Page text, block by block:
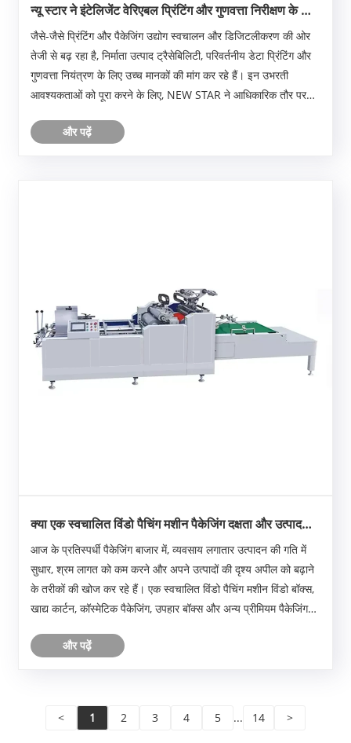
न्यू स्टार ने इंटेलिजेंट वेरिएबल प्रिंटिंग और गुणवत्ता निरीक्षण के लिए
DMG-Z1100 स्वचालित इंकजेट कोडिंग मशीन लॉन्च की
जैसे-जैसे प्रिंटिंग और पैकेजिंग उद्योग स्वचालन और डिजिटलीकरण की ओर
तेजी से बढ़ रहा है, निर्माता उत्पाद ट्रैसेबिलिटी, परिवर्तनीय डेटा प्रिंटिंग और
गुणवत्ता नियंत्रण के लिए उच्च मानकों की मांग कर रहे हैं। इन उभरती
आवश्यकताओं को पूरा करने के लिए, NEW STAR ने आधिकारिक तौर पर
और पढ़ें
क्या एक स्वचालित विंडो पैचिंग मशीन पैकेजिंग दक्षता और उत्पाद
प्रस्तुति में क्रांति ला सकती है?
आज के प्रतिस्पर्धी पैकेजिंग बाजार में, व्यवसाय लगातार उत्पादन की गति में
सुधार, श्रम लागत को कम करने और अपने उत्पादों की दृश्य अपील को बढ़ाने
के तरीकों की खोज कर रहे हैं। एक स्वचालित विंडो पैचिंग मशीन विंडो बॉक्स,
खाद्य कार्टन, कॉस्मेटिक पैकेजिंग, उपहार बॉक्स और अन्य प्रीमियम पैकेजिंग
और पढ़ें
< 1 2 3 4 5 ... 14 >